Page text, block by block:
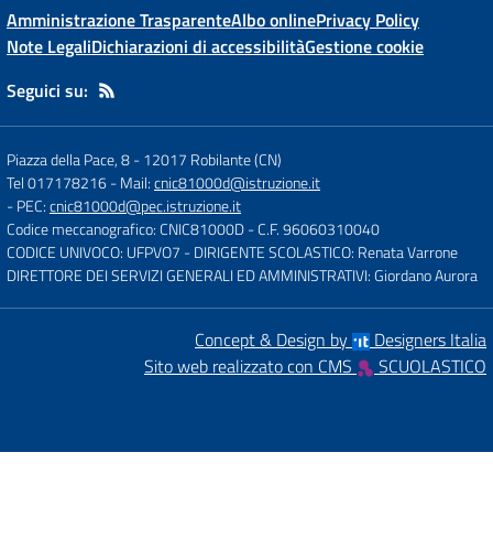
Amministrazione TrasparenteAlbo onlinePrivacy Policy
Note LegaliDichiarazioni di accessibilitàGestione cookie
Seguici su:
Piazza della Pace, 8-12017 Robilante (CN)
Tel 017178216- Mail:cnic81000d@istruzione.it
- PEC:cnic81000d@pec.istruzione.it
Codice meccanografico: CNIC81000D- C.F. 96060310040
CODICE UNIVOCO: UFPVO7 - DIRIGENTE SCOLASTICO: Renata Varrone
DIRETTORE DEI SERVIZI GENERALI ED AMMINISTRATIVI: Giordano Aurora
Concept & Design by
Designers Italia
Sito web realizzato con CMS
SCUOLASTICO